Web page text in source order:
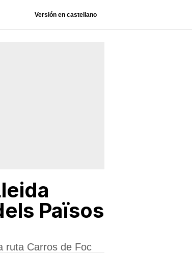
Versión en castellano
Països
ruta Carros de Foc